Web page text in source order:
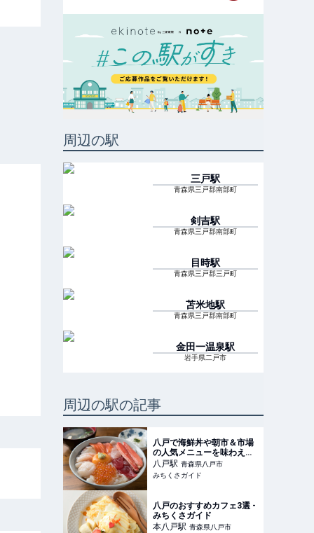
周辺の駅
三戸駅
青森県三戸郡南部町
剣吉駅
青森県三戸郡南部町
目時駅
青森県三戸郡三戸町
苫米地駅
青森県三戸郡南部町
金田一温泉駅
岩手県二戸市
周辺の駅の記事
八戸で海鮮丼や朝市＆市場
の人気メニューを味わえる
店 - みちくさガイド
八戸駅 青森県八戸市
みちくさガイド
八戸のおすすめカフェ3選 -
みちくさガイド
本八戸駅 青森県八戸市